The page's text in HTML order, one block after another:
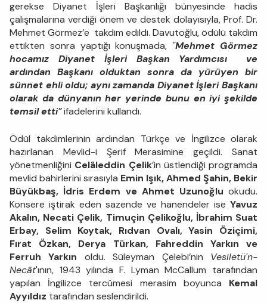
gerekse Diyanet İşleri Başkanlığı bünyesinde hadis
çalışmalarına verdiği önem ve destek dolayısıyla, Prof. Dr.
Mehmet Görmez’e takdim edildi. Davutoğlu, ödülü takdim
ettikten sonra yaptığı konuşmada, "Mehmet Görmez
hocamız Diyanet İşleri Başkan Yardımcısı ve
ardından Başkanı olduktan sonra da yürüyen bir
sünnet ehli oldu; aynı zamanda Diyanet İşleri Başkanı
olarak da dünyanın her yerinde bunu en iyi şekilde
temsil etti"ifadelerini kullandı.
Ödül takdimlerinin ardından Türkçe ve İngilizce olarak
hazırlanan Mevlid-i Şerif Merasimine geçildi. Sanat
yönetmenliğini Celâleddin Çelik’in üstlendiği programda
mevlid bahirlerini sırasıyla Emin Işık, Ahmed Şahin, Bekir
Büyükbaş, İdris Erdem ve Ahmet Uzunoğlu okudu.
Konsere iştirak eden sazende ve hanendeler ise Yavuz
Akalın, Necati Çelik, Timuçin Çelikoğlu, İbrahim Suat
Erbay, Selim Koytak, Rıdvan Ovalı, Yasin Öziçimi,
Fırat Özkan, Derya Türkan, Fahreddin Yarkın ve
Ferruh Yarkın oldu. Süleyman Çelebi’nin Vesiletü'n-
Necât'ının, 1943 yılında F. Lyman McCallum tarafından
yapılan İngilizce tercümesi merasim boyunca Kemal
Ayyıldız tarafından seslendirildi.